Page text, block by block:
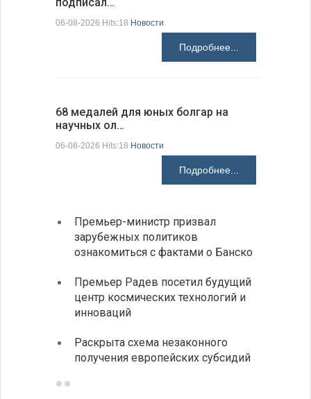
подписал…
06-08-2026 Hits:18 Новости
Подробнее...
68 медалей для юных болгар на
научных ол…
06-08-2026 Hits:18 Новости
Подробнее...
Премьер-министр призвал
зарубежных политиков
ознакомиться с фактами о Банско
Премьер Радев посетил будущий
центр космических технологий и
инноваций
Раскрыта схема незаконного
получения европейских субсидий